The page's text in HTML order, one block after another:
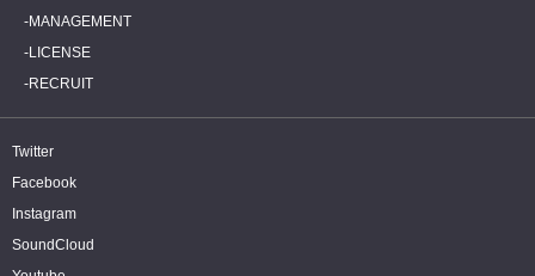
MANAGEMENT
LICENSE
RECRUIT
Twitter
Facebook
Instagram
SoundCloud